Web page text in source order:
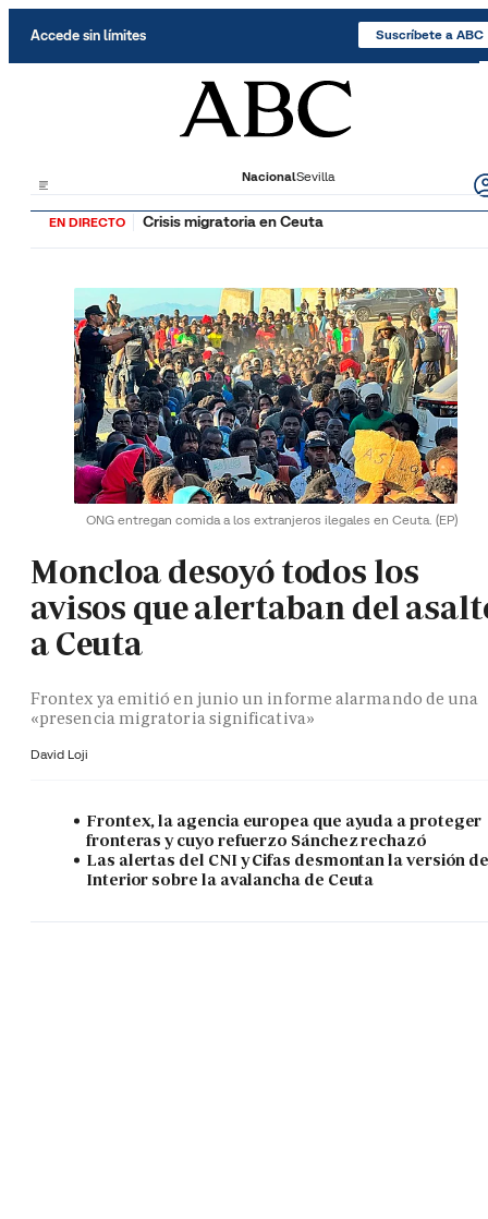
Accede sin límites Suscríbete a ABC
NacionalSevilla
EN DIRECTO Crisis migratoria en Ceuta
ONG entregan comida a los extranjeros ilegales en Ceuta. (EP)
Moncloa desoyó todos los
avisos que alertaban del
a Ceuta
Frontex ya emitió en junio un informe alarmando de una
«presencia migratoria significativa»
David Loji
Frontex, la agencia europea que ayuda a proteger
fronteras y cuyo refuerzo Sánchez rechazó
Las alertas del CNI y Cifas desmontan la versión
Interior sobre la avalancha de Ceuta